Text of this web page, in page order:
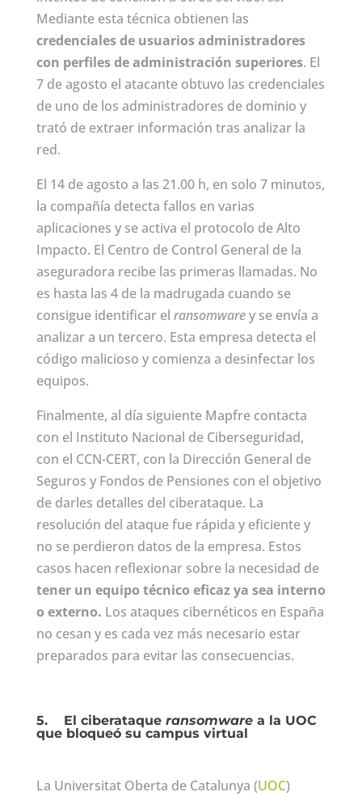
Mediante esta técnica obtienen las
credenciales de usuarios administradores
con perfiles de administración superiores. El
7 de agosto el atacante obtuvo las credenciales
de uno de los administradores de dominio y
trató de extraer información tras analizar la
red.
El 14 de agosto a las 21.00 h, en solo 7 minutos,
la compañía detecta fallos en varias
aplicaciones y se activa el protocolo de Alto
Impacto. El Centro de Control General de la
aseguradora recibe las primeras llamadas. No
es hasta las 4 de la madrugada cuando se
consigue identificar el ransomwarey se envía a
analizar a un tercero. Esta empresa detecta el
código malicioso y comienza a desinfectar los
equipos.
Finalmente, al día siguiente Mapfre contacta
con el Instituto Nacional de Ciberseguridad,
con el CCN-CERT, con la Dirección General de
Seguros y Fondos de Pensiones con el objetivo
de darles detalles del ciberataque. La
resolución del ataque fue rápida y eficiente y
no se perdieron datos de la empresa. Estos
casos hacen reflexionar sobre la necesidad de
tener un equipo técnico eficaz ya sea interno
o externo. Los ataques cibernéticos en España
no cesan y es cada vez más necesario estar
preparados para evitar las consecuencias.
5. El ciberataque ransomwarea la UOC
que bloqueó su campus virtual
La Universitat Oberta de Catalunya (UOC)